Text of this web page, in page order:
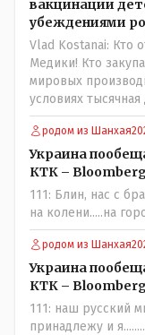
вакцинации
убеждениями
Vlad Kostanai: Кто
Медики! Кто
мировых
условиях
вакцинированных
прививки. Бумага
дружащих с
частности
люди и
прививал.Лично я
Добровольные
частотности
комбинаций генов
без того
естественный
родом из
Украина
КТК –
111: Блин, нас с
на колени.....на
родом из
Украина
КТК –
111: наш русский
принадлежу и